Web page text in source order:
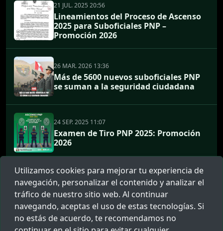
21 JUL. 2025 20:56
Lineamientos del Proceso de Ascenso
2025 para Suboficiales PNP –
Promoción 2026
26 MAR. 2026 13:36
Más de 5600 nuevos suboficiales PNP
se suman a la seguridad ciudadana
24 SEP. 2025 11:07
Examen de Tiro PNP 2025: Promoción
2026
01 FEB. 2026 11:28
Golpe a la Delincuencia en Loreto:
Capturan a Chino, Casharo y Flaco con
Arma Hechiza
Utilizamos cookies para mejorar tu experiencia de
navegación, personalizar el contenido y analizar el
tráfico de nuestro sitio web. Al continuar
navegando, aceptas el uso de estas tecnologías. Si
no estás de acuerdo, te recomendamos no